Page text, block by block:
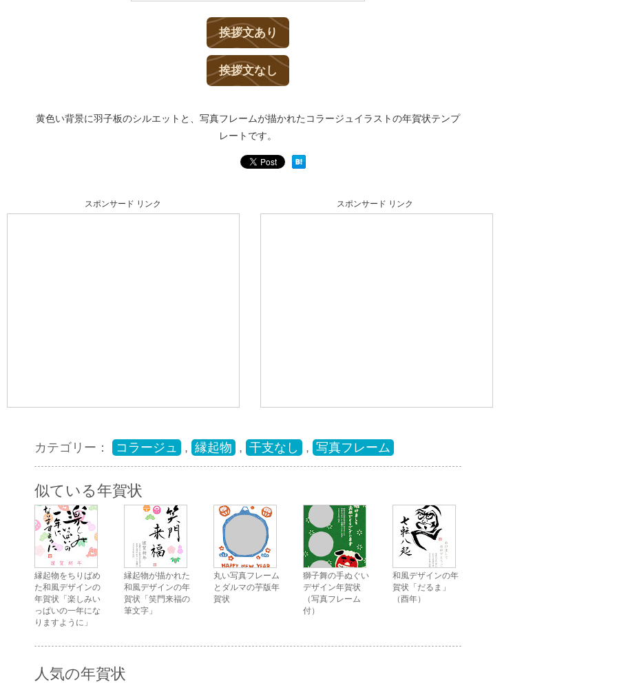
挨拶文あり
挨拶文なし
黄色い背景に羽子板のシルエットと、写真フレームが描かれたコラージュイラストの年賀状テンプ
レートです。
スポンサード リンク スポンサード リンク
カテゴリー： コラージュ , 縁起物 , 干支なし , 写真フレーム
似ている年賀状
縁起物をちりばめ
た和風デザインの
年賀状「楽しみい
っぱいの一年にな
りますように」
縁起物が描かれた
和風デザインの年
賀状「笑門来福の
筆文字」
丸い写真フレーム
とダルマの芋版年
賀状
獅子舞の手ぬぐい
デザイン年賀状
（写真フレーム
付）
和風デザインの年
賀状「だるま」
（酉年）
人気の年賀状